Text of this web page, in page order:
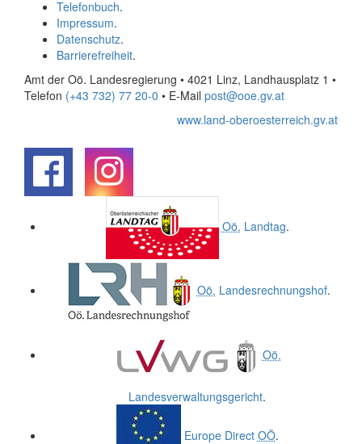
Telefonbuch.
Impressum.
Datenschutz.
Barrierefreiheit.
Amt der Oö. Landesregierung • 4021 Linz, Landhausplatz 1 •
Telefon (+43 732) 77 20-0 • E-Mail post@ooe.gv.at
www.land-oberoesterreich.gv.at
Oö. Landtag.
Oö. Landesrechnungshof.
Oö.
Landesverwaltungsgericht.
Europe Direct OÖ.